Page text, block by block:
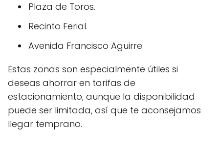
Plaza de Toros.
Recinto Ferial.
Avenida Francisco Aguirre.
Estas zonas son especialmente útiles si
deseas ahorrar en tarifas de
estacionamiento, aunque la disponibilidad
puede ser limitada, así que te aconsejamos
llegar temprano.